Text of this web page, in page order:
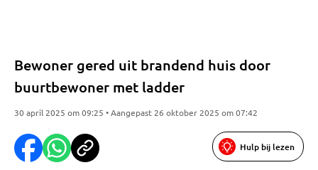
Bewoner gered uit brandend huis door
buurtbewoner met ladder
30 april 2025 om 09:25 • Aangepast 26 oktober 2025 om 07:42
Hulp bij lezen